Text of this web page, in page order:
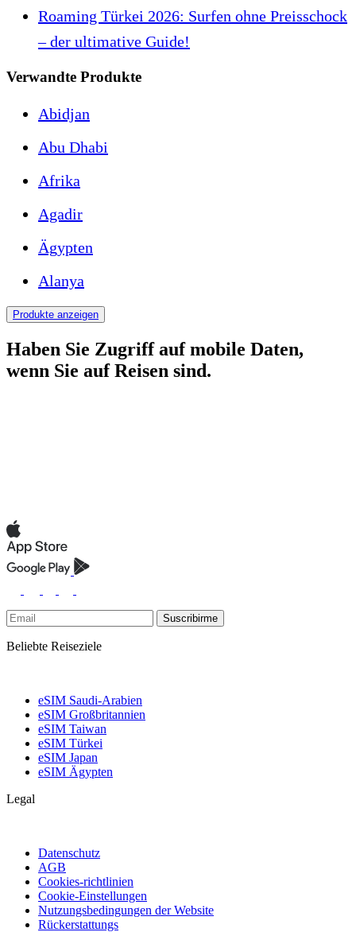
Roaming Türkei 2026: Surfen ohne Preisschock
– der ultimative Guide!
Verwandte Produkte
Abidjan
Abu Dhabi
Afrika
Agadir
Ägypten
Alanya
Produkte anzeigen
Haben Sie Zugriff auf mobile Daten,
wenn Sie auf Reisen sind.
Suscribirme
Beliebte Reiseziele
eSIM Saudi-Arabien
eSIM Großbritannien
eSIM Taiwan
eSIM Türkei
eSIM Japan
eSIM Ägypten
Legal
Datenschutz
AGB
Cookies-richtlinien
Cookie-Einstellungen
Nutzungsbedingungen der Website
Rückerstattungs